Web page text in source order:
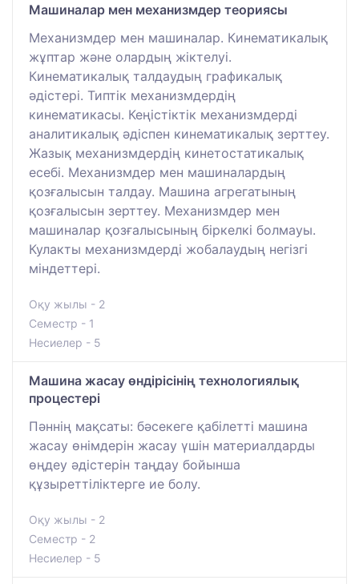
Машиналар мен механизмдер теориясы
Механизмдер мен машиналар. Кинематикалық
жұптар және олардың жіктелуі.
Кинематикалық талдаудың графикалық
әдістері. Типтік механизмдердің
кинематикасы. Кеңістіктік механизмдерді
аналитикалық әдіспен кинематикалық зерттеу.
Жазық механизмдердің кинетостатикалық
есебі. Механизмдер мен машиналардың
қозғалысын талдау. Машина агрегатының
қозғалысын зерттеу. Механизмдер мен
машиналар қозғалысының біркелкі болмауы.
Кулакты механизмдерді жобалаудың негізгі
міндеттері.
Оқу жылы - 2
Семестр - 1
Несиелер - 5
Машина жасау өндірісінің технологиялық
процестері
Пәннің мақсаты: бәсекеге қабілетті машина
жасау өнімдерін жасау үшін материалдарды
өңдеу әдістерін таңдау бойынша
құзыреттіліктерге ие болу.
Оқу жылы - 2
Семестр - 2
Несиелер - 5